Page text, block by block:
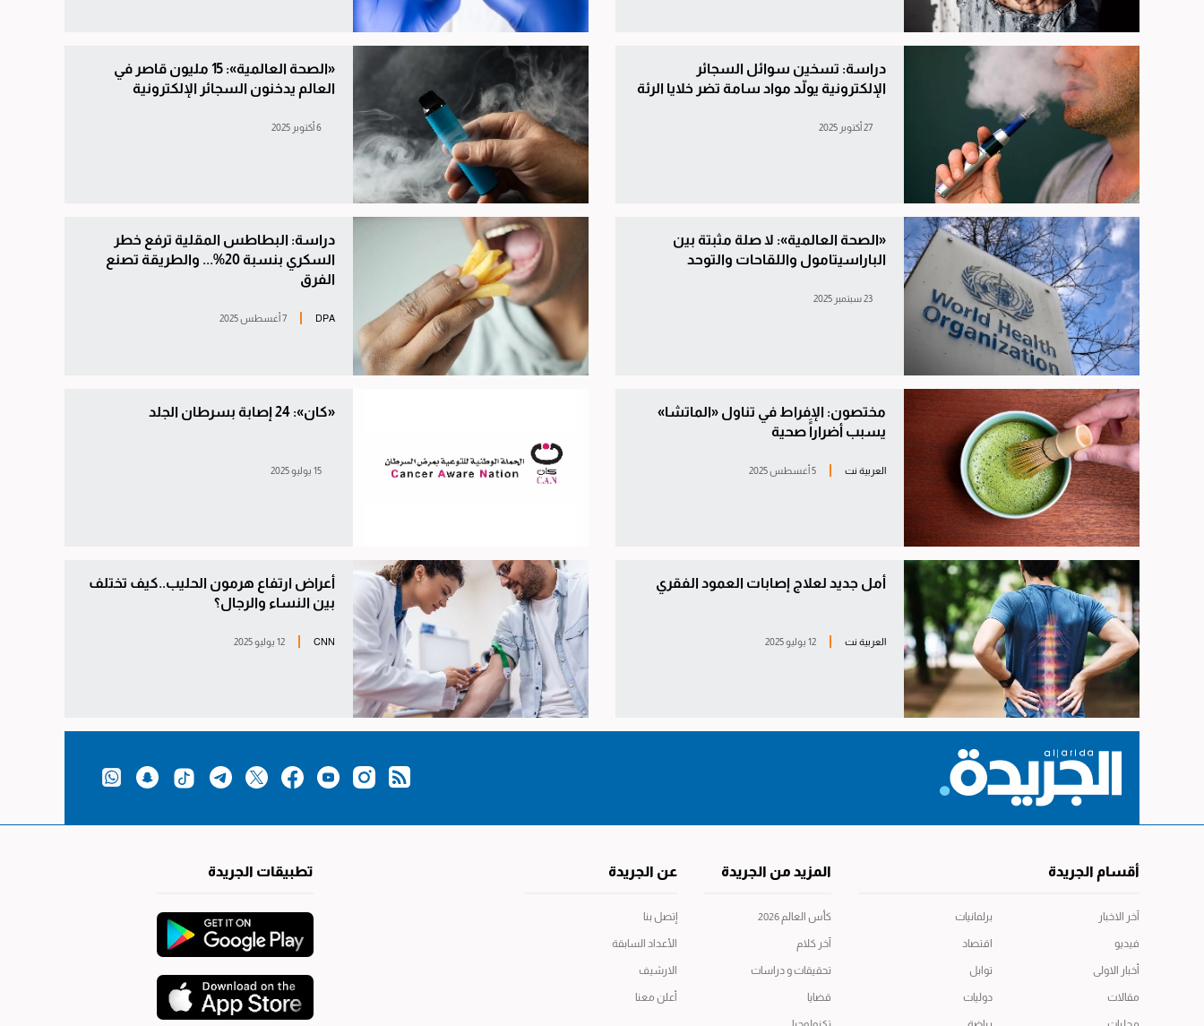
دراسة: تسخين سوائل السجائر
الإلكترونية يولّد مواد سامة تضر خلايا الرئة
27 أكتوبر 2025
«الصحة العالمية»: 15 مليون قاصر في
العالم يدخنون السجائر الإلكترونية
6 أكتوبر 2025
«الصحة العالمية»: لا صلة مثبتة بين
الباراسيتامول واللقاحات والتوحد
23 سبتمبر 2025
دراسة: البطاطس المقلية ترفع خطر
السكري بنسبة 20%... والطريقة تصنع
الفرق
DPA 7 أغسطس 2025
مختصون: الإفراط في تناول «الماتشا»
يسبب أضراراًَ صحية
العربية نت 5 أغسطس 2025
«كان»: 24 إصابة بسرطان الجلد
15 يوليو 2025
أمل جديد لعلاج إصابات العمود الفقري
العربية نت 12 يوليو 2025
أعراض ارتفاع هرمون الحليب..كيف تختلف
بين النساء والرجال؟
CNN 12 يوليو 2025
أقسام الجريدة
آخر الاخبار
فيديو
أخبار الاولى
مقالات
برلمانيات
اقتصاد
توابل
دوليات
المزيد من الجريدة
كأس العالم 2026
آخر كلام
تحقيقات و دراسات
قضايا
عن الجريدة
إتصل بنا
الأعداد السابقة
الارشيف
أعلن معنا
تطبيقات الجريدة